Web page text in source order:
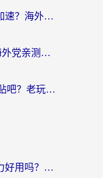
哈利波特·魔法觉醒太卡怎么加速？海外党亲测有效的国服游戏加速指南
美国玩剑与远征卡怎么办？海外党亲测有效的国服游戏加速指南
海外玩龙之谷2用什么加速器贴吧？老玩家实测推荐，附新加坡猎魂觉醒国外剑与远征加速攻略
海外党必看：Quickback和引力好用吗？3分钟搞懂回国加速器怎么选